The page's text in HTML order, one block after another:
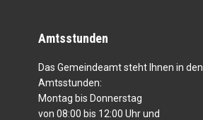
Amtsstunden
Das Gemeindeamt steht Ihnen in den
Amtsstunden:
Montag bis Donnerstag
von 08:00 bis 12:00 Uhr und